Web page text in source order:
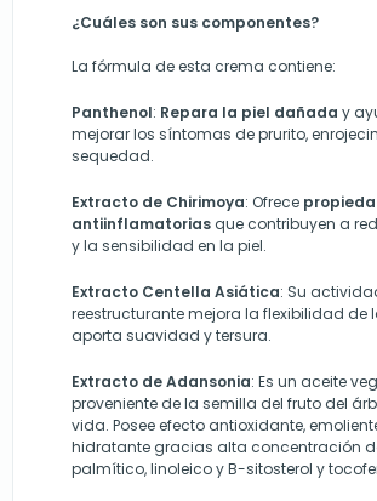
¿Cuáles son sus componentes?
La fórmula de esta crema contiene:
Panthenol: Repara la piel dañada y
mejorar los síntomas de prurito,
sequedad.
Extracto de Chirimoya: Ofrece
antiinflamatorias que contribuyen a
y la sensibilidad en la piel.
Extracto Centella Asiática: Su
reestructurante mejora la flexibilidad de
aporta suavidad y tersura.
Extracto de Adansonia: Es un aceite
proveniente de la semilla del fruto del
vida. Posee efecto antioxidante,
hidratante gracias alta concentración
palmítico, linoleico y B-sitosterol y